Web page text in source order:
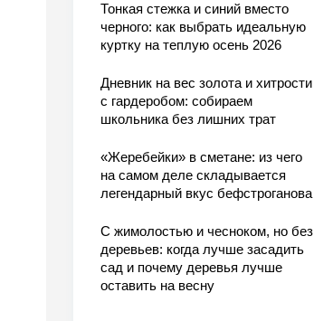
Тонкая стежка и синий вместо
черного: как выбрать идеальную
куртку на теплую осень 2026
Дневник на вес золота и хитрости
с гардеробом: собираем
школьника без лишних трат
«Жеребейки» в сметане: из чего
на самом деле складывается
легендарный вкус бефстроганова
С жимолостью и чесноком, но без
деревьев: когда лучше засадить
сад и почему деревья лучше
оставить на весну